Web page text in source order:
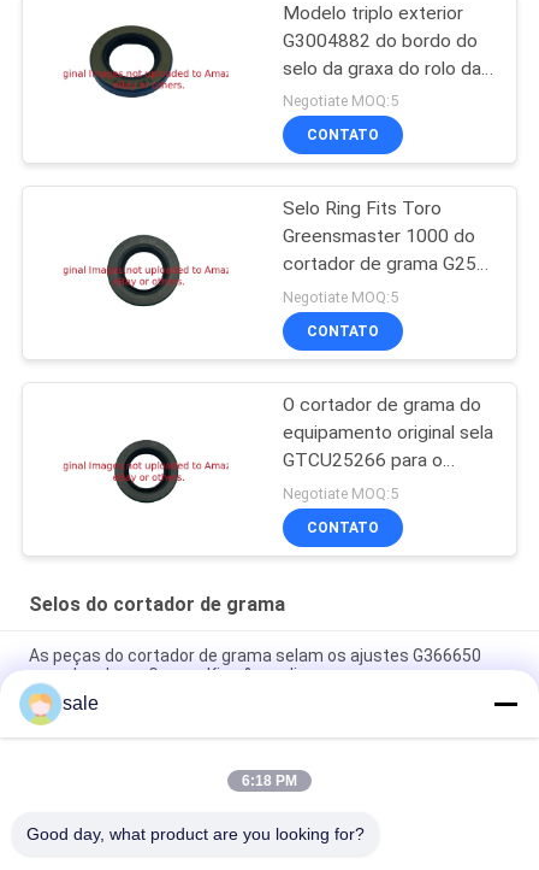
Modelo triplo exterior
G3004882 do bordo do
selo da graxa do rolo da
segadeira para a
maquinaria do gramado
Negotiate MOQ:5
CONTATO
Selo Ring Fits Toro
Greensmaster 1000 do
cortador de grama G253-
163
Negotiate MOQ:5
CONTATO
O cortador de grama do
equipamento original sela
GTCU25266 para o
equipamento do
gramado
Negotiate MOQ:5
CONTATO
Selos do cortador de grama
As peças do cortador de grama selam os ajustes G366650
para Jacobsen Greens King & o eclipse
Anel de vedação do cortador de relva GR92287 Adapta-se ao
Bunker Deere e ao Veículo de Campo
Peças do cortador de relva Selo de óleo interno GM91399
sale
6:18 PM
Good day, what product are you looking for?